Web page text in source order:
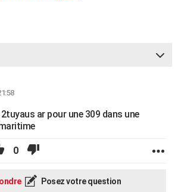
ar pour une 309 dans une
0
Posez votre question